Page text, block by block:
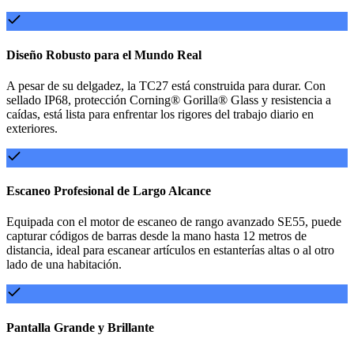
Diseño Robusto para el Mundo Real
A pesar de su delgadez, la TC27 está construida para durar. Con
sellado IP68, protección Corning® Gorilla® Glass y resistencia a
caídas, está lista para enfrentar los rigores del trabajo diario en
exteriores.
Escaneo Profesional de Largo Alcance
Equipada con el motor de escaneo de rango avanzado SE55, puede
capturar códigos de barras desde la mano hasta 12 metros de
distancia, ideal para escanear artículos en estanterías altas o al otro
lado de una habitación.
Pantalla Grande y Brillante